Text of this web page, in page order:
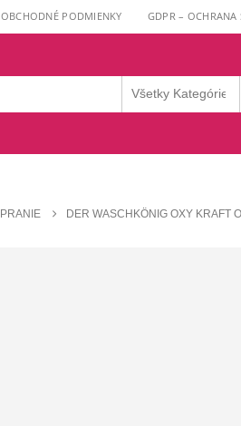
OBCHODNÉ PODMIENKY GDPR – OCHRANA
PRANIE DER WASCHKÖNIG OXY KRAFT